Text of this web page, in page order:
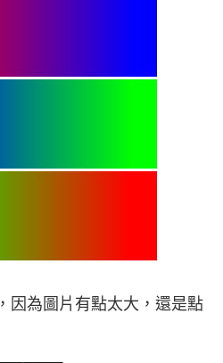
因為圖片有點太大，還是點